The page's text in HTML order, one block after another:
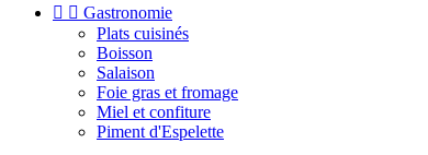
  Gastronomie
Plats cuisinés
Boisson
Salaison
Foie gras et fromage
Miel et confiture
Piment d'Espelette